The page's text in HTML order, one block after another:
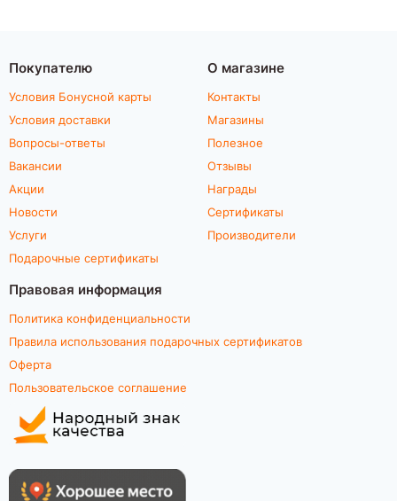
Покупателю
Условия Бонусной карты
Условия доставки
Вопросы-ответы
Вакансии
Акции
Новости
Услуги
Подарочные сертификаты
О магазине
Контакты
Магазины
Полезное
Отзывы
Награды
Сертификаты
Производители
Правовая информация
Политика конфиденциальности
Правила использования подарочных сертификатов
Оферта
Пользовательское соглашение